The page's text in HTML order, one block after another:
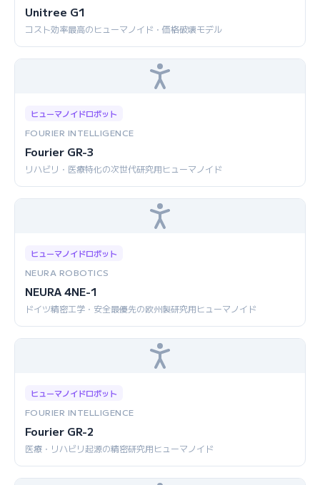
Unitree G1
コスト効率最高のヒューマノイド・価格破壊モデル
ヒューマノイドロボット
FOURIER INTELLIGENCE
Fourier GR-3
リハビリ・医療特化の次世代研究用ヒューマノイド
ヒューマノイドロボット
NEURA ROBOTICS
NEURA 4NE-1
ドイツ精密工学・安全最優先の欧州製研究用ヒューマノイド
ヒューマノイドロボット
FOURIER INTELLIGENCE
Fourier GR-2
医療・リハビリ起源の精密研究用ヒューマノイド